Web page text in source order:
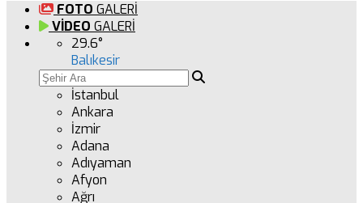
FOTO GALERİ
VİDEO GALERİ
29.6°
Balıkesir
İstanbul
Ankara
İzmir
Adana
Adıyaman
Afyon
Ağrı